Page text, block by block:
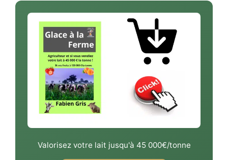
Valorisez votre lait jusqu'à 45 000€/tonne